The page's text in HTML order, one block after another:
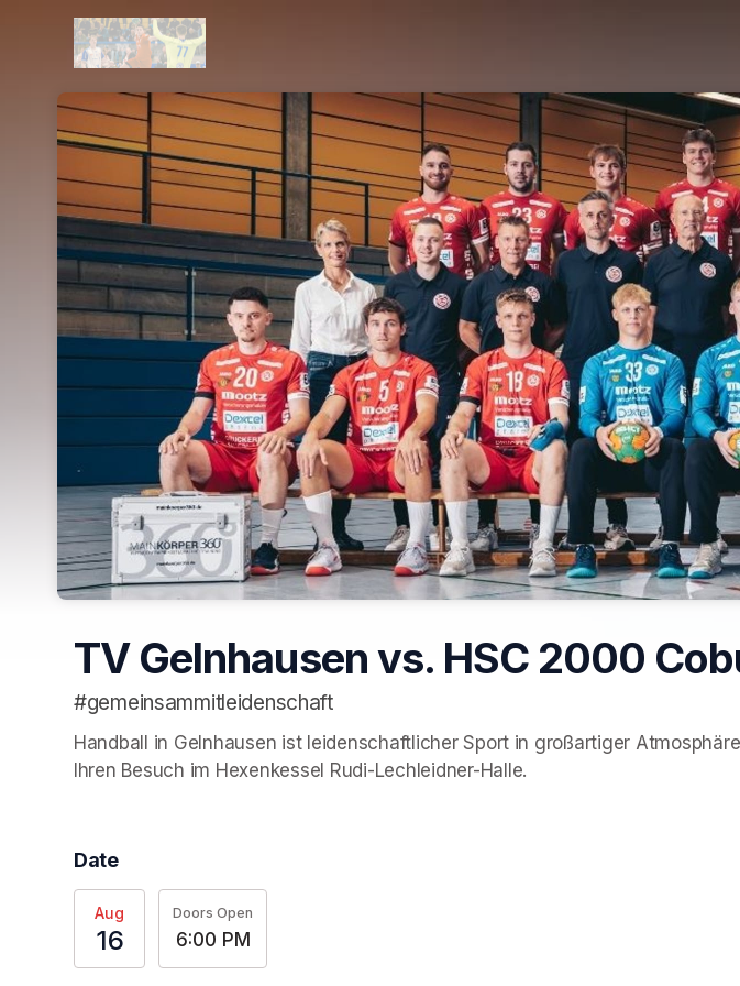
Skip header
TV Gelnhausen vs. HSC 2000
#gemeinsammitleidenschaft
Handball in Gelnhausen ist leidenschaftlicher Sport in großartiger
Ihren Besuch im Hexenkessel Rudi-Lechleidner-Halle.
Date
Aug
16
Doors Open
6:00 PM